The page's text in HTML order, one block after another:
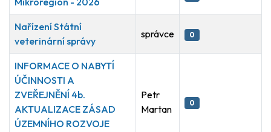
Nařízení Státní
veterinární správy
správce 0
INFORMACE O NABYTÍ
ÚČINNOSTI A
ZVEŘEJNĚNÍ 4b.
AKTUALIZACE ZÁSAD
ÚZEMNÍHO ROZVOJE
Petr
Martan
0